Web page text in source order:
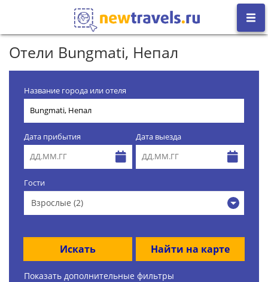
Отели Bungmati, Непал
Название города или отеля
Дата прибытия Дата выезда
Гости
Взрослые (2)
Искать Найти на карте
Показать дополнительные фильтры